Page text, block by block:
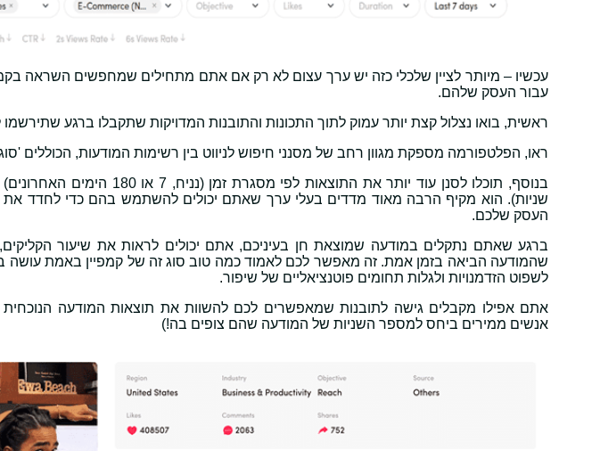
עכשיו – מיותר לציין שלכלי כזה יש ערך עצום לא רק אם אתם מתחילים שמחפשים השראה
עבור העסק שלהם.
ראשית, בואו נצלול קצת יותר עמוק לתוך התכונות והתובנות המדויקות שתקבלו ברגע שתירשמו
ראו, הפלטפורמה מספקת מגוון רחב של מסנני חיפוש לניווט בין רשימות המודעות, הכוללים
שניות). הוא מקיף הרבה מאוד מדדים בעלי ערך שאתם יכולים להשתמש בהם כדי לחדד את
העסק שלכם.
ברגע שאתם נתקלים במודעה שמוצאת חן בעיניכם, אתם יכולים לראות את שיעור
שהמודעה הביאה בזמן אמת. זה מאפשר לכם לאמוד כמה טוב סוג זה של קמפיין באמת עושה
לשפוט הזדמנויות ולגלות תחומים פוטנציאליים של שיפור.
אתם אפילו מקבלים גישה לתובנות שמאפשרים לכם להשוות את תוצאות המודעה
אנשים ממירים ביחס למספר השניות של המודעה שהם צופים בה!)